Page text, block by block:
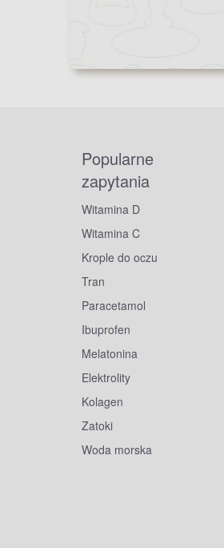
Popularne
zapytania
Witamina D
Witamina C
Krople do oczu
Tran
Paracetamol
Ibuprofen
Melatonina
Elektrolity
Kolagen
Zatoki
Woda morska